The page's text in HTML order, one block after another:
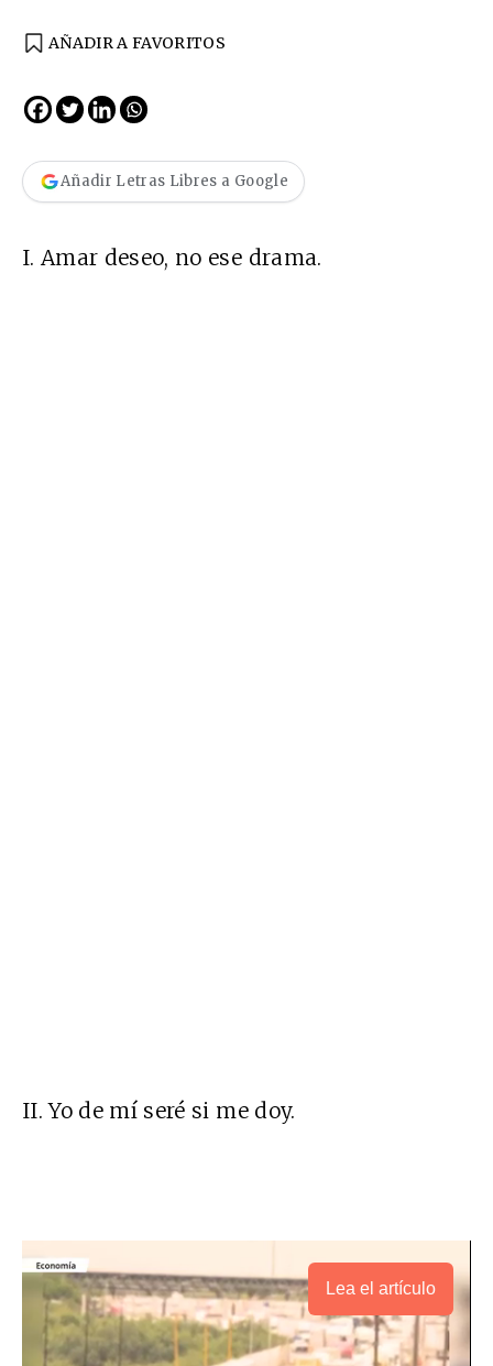
AÑADIR A FAVORITOS
Añadir Letras Libres a Google
I. Amar deseo, no ese drama.
II. Yo de mí seré si me doy.
Lea el artículo